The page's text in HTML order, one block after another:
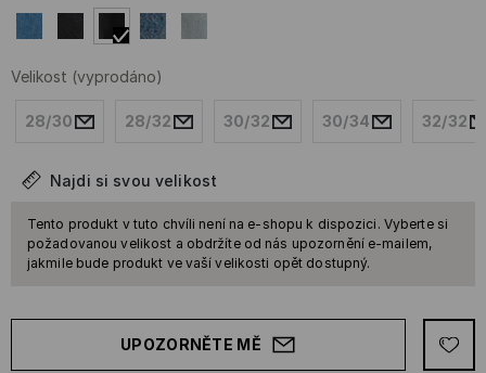
Velikost (vyprodáno)
28/30 28/32 30/32 30/34 32/32
Najdi si svou velikost
Tento produkt v tuto chvíli není na e-shopu k dispozici. Vyberte si
požadovanou velikost a obdržíte od nás upozornění e-mailem,
jakmile bude produkt ve vaší velikosti opět dostupný.
UPOZORNĚTE MĚ